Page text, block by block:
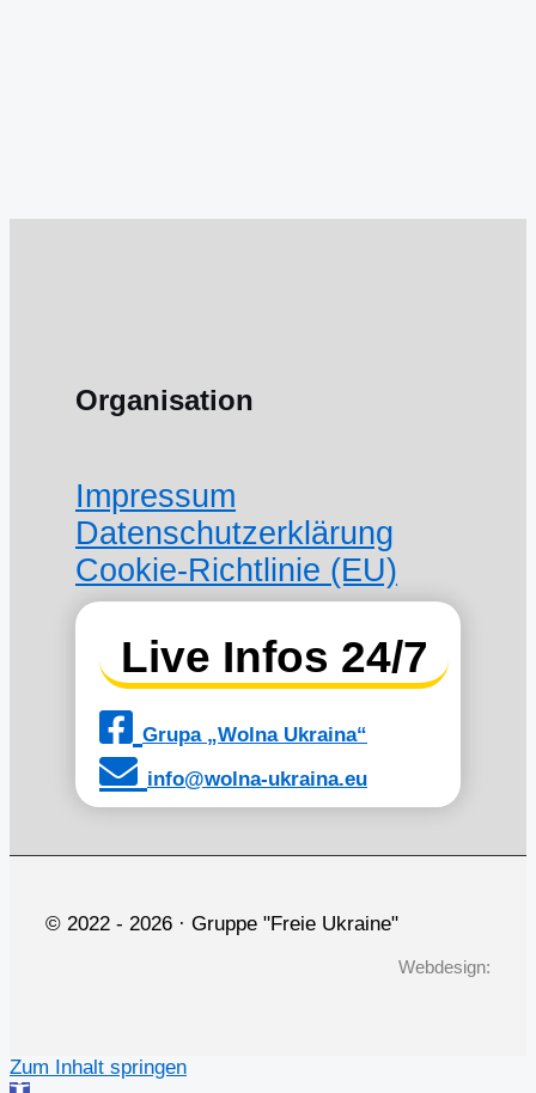
Organisation
Impressum
Datenschutzerklärung
Cookie-Richtlinie (EU)
Live Infos 24/7
Grupa „Wolna Ukraina“
info@wolna-ukraina.eu
© 2022 - 2026 · Gruppe "Freie Ukraine"
Webdesign:
Zum Inhalt springen